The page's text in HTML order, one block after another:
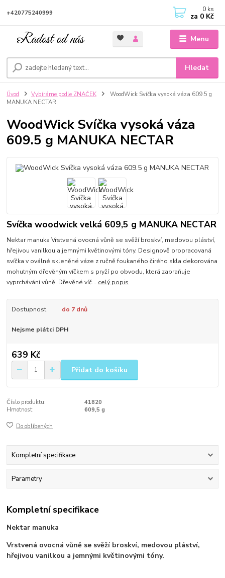
Menu
Hledat
+420775240999 0 ks
za 0 Kč
Úvod Vybíráme podle ZNAČEK
WoodWick Svíčka vysoká váza 609.5 g
MANUKA NECTAR
WoodWick Svíčka vysoká váza
609.5 g MANUKA NECTAR
Svíčka woodwick velká 609,5 g MANUKA NECTAR
Nektar manuka Vrstvená ovocná vůně se svěží broskví, medovou pláství,
hřejivou vanilkou a jemnými květinovými tóny. Designově propracovaná
svíčka v oválné skleněné váze z ručně foukaného čirého skla dekorována
mohutným dřevěným víčkem s pryží po obvodu, která zabraňuje
vyprchávání vůně. Dřevěné víč... celý popis
Dostupnost do 7 dnů
Nejsme plátci DPH
639 Kč
Přidat do košíku
Číslo produktu:
41820
Hmotnost:
609,5 g
Do oblíbených
Kompletní specifikace
Parametry
Kompletní specifikace
Nektar manuka
Vrstvená ovocná vůně se svěží broskví, medovou pláství,
hřejivou vanilkou a jemnými květinovými tóny.